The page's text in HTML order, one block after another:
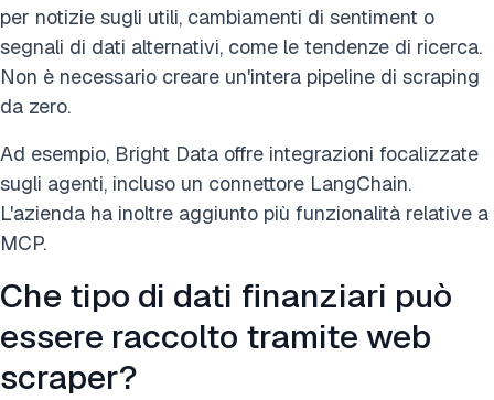
per notizie sugli utili, cambiamenti di sentiment o
segnali di dati alternativi, come le tendenze di ricerca.
Non è necessario creare un'intera pipeline di scraping
da zero.
Ad esempio, Bright Data offre integrazioni focalizzate
sugli agenti, incluso un connettore LangChain.
L'azienda ha inoltre aggiunto più funzionalità relative a
MCP.
Che tipo di dati finanziari può
essere raccolto tramite web
scraper?